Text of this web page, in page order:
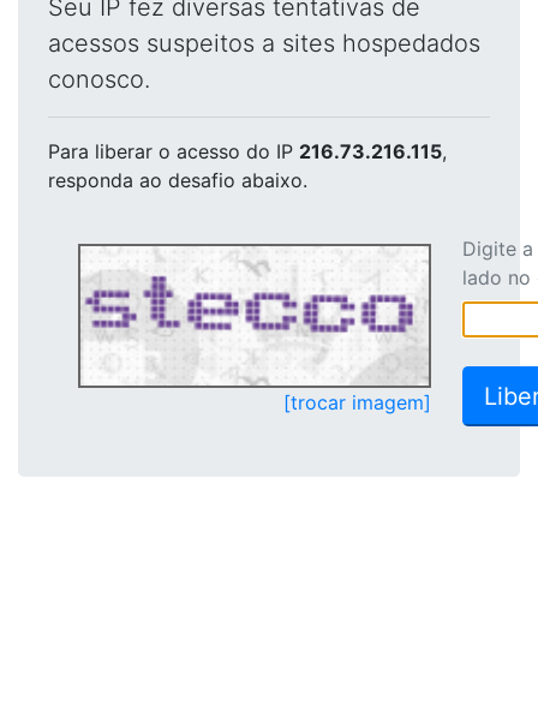
Seu IP fez diversas tentativas de
acessos suspeitos a sites hospedados
conosco.
Para liberar o acesso do IP 216.73.216.115,
responda ao desafio abaixo.
[trocar imagem]
Digite
lado no